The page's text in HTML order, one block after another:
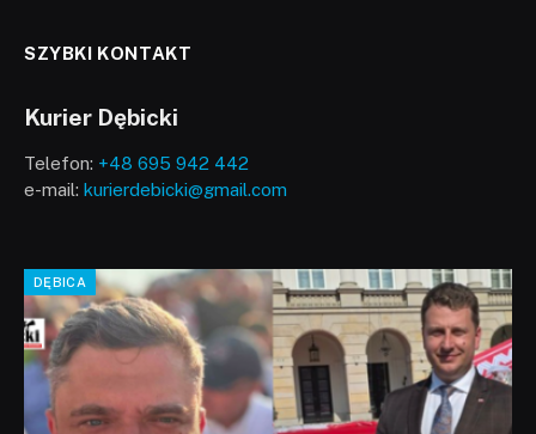
SZYBKI KONTAKT
Kurier Dębicki
Telefon: +48 695 942 442
e-mail: kurierdebicki@gmail.com
DĘBICA